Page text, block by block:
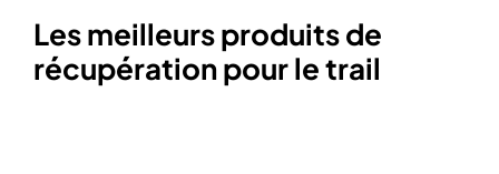
Les meilleurs produits de
récupération pour le trail